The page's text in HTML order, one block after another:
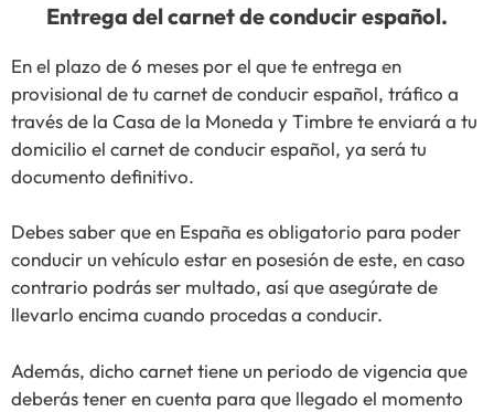
Entrega del carnet de conducir español.
En el plazo de 6 meses por el que te entrega en
provisional de tu carnet de conducir español, tráfico a
través de la Casa de la Moneda y Timbre te enviará a tu
domicilio el carnet de conducir español, ya será tu
documento definitivo.
Debes saber que en España es obligatorio para poder
conducir un vehículo estar en posesión de este, en caso
contrario podrás ser multado, así que asegúrate de
llevarlo encima cuando procedas a conducir.
Además, dicho carnet tiene un periodo de vigencia que
deberás tener en cuenta para que llegado el momento